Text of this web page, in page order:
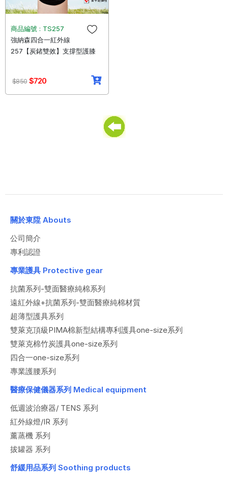
商品編號 : TS257
強納森四合一紅外線
257【炭鍺雙效】支撐型護膝
$850 $720
關於東陞 Abouts
公司簡介
專利認證
專業護具 Protective gear
抗菌系列-雙面醫療純棉系列
遠紅外線+抗菌系列-雙面醫療純棉材質
超薄型護具系列
雙萊克頂級PIMA棉新型結構專利護具one-size系列
雙萊克棉竹炭護具one-size系列
四合一one-size系列
專業護腰系列
醫療保健儀器系列 Medical equipment
低週波治療器/ TENS 系列
紅外線燈/IR 系列
薰蒸機 系列
拔罐器 系列
舒緩用品系列 Soothing products